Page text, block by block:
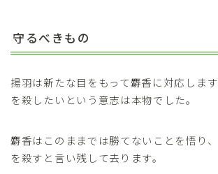
守るべきもの
揚羽は新たな目をもって麝香に対応しま
を殺したいという意志は本物でした。
麝香はこのままでは勝てないことを悟り
を殺すと言い残して去ります。